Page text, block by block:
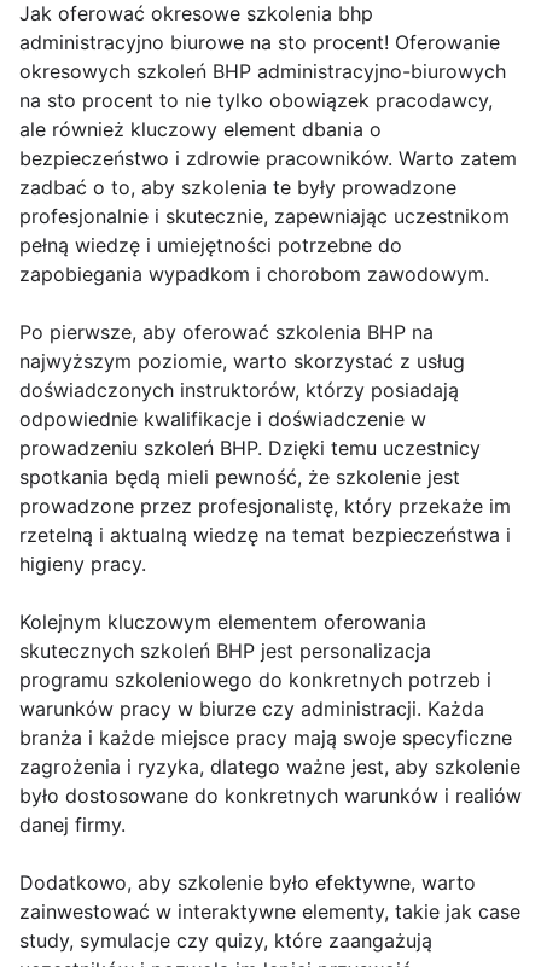
Jak oferować okresowe szkolenia bhp
administracyjno biurowe na sto procent! Oferowanie
okresowych szkoleń BHP administracyjno-biurowych
na sto procent to nie tylko obowiązek pracodawcy,
ale również kluczowy element dbania o
bezpieczeństwo i zdrowie pracowników. Warto zatem
zadbać o to, aby szkolenia te były prowadzone
profesjonalnie i skutecznie, zapewniając uczestnikom
pełną wiedzę i umiejętności potrzebne do
zapobiegania wypadkom i chorobom zawodowym.
Po pierwsze, aby oferować szkolenia BHP na
najwyższym poziomie, warto skorzystać z usług
doświadczonych instruktorów, którzy posiadają
odpowiednie kwalifikacje i doświadczenie w
prowadzeniu szkoleń BHP. Dzięki temu uczestnicy
spotkania będą mieli pewność, że szkolenie jest
prowadzone przez profesjonalistę, który przekaże im
rzetelną i aktualną wiedzę na temat bezpieczeństwa i
higieny pracy.
Kolejnym kluczowym elementem oferowania
skutecznych szkoleń BHP jest personalizacja
programu szkoleniowego do konkretnych potrzeb i
warunków pracy w biurze czy administracji. Każda
branża i każde miejsce pracy mają swoje specyficzne
zagrożenia i ryzyka, dlatego ważne jest, aby szkolenie
było dostosowane do konkretnych warunków i realiów
danej firmy.
Dodatkowo, aby szkolenie było efektywne, warto
zainwestować w interaktywne elementy, takie jak case
study, symulacje czy quizy, które zaangażują